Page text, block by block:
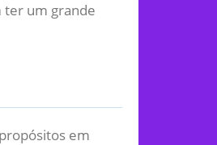
ter um grande
em